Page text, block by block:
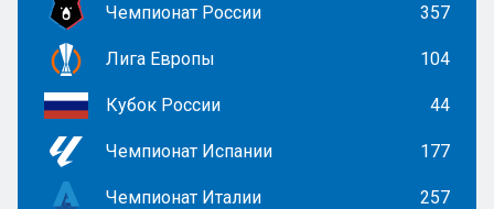
Чемпионат России 357
Лига Европы 104
Кубок России 44
Чемпионат Испании 177
Чемпионат Италии 257